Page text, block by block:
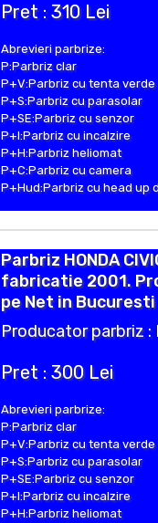
Pret : 310 Lei
Abrevieri parbrize:
P:Parbriz clar
P+V:Parbriz cu tenta verde
P+S:Parbriz cu parasolar
P+SE:Parbriz cu senzor
P+I:Parbriz cu incalzire
P+H:Parbriz heliomat
P+C:Parbriz cu camera
P+Hud:Parbriz cu head up
Parbriz HONDA
fabricatie 2001.
pe Net in Bucuresti
Producator parbriz :
Pret : 300 Lei
Abrevieri parbrize:
P:Parbriz clar
P+V:Parbriz cu tenta verde
P+S:Parbriz cu parasolar
P+SE:Parbriz cu senzor
P+I:Parbriz cu incalzire
P+H:Parbriz heliomat